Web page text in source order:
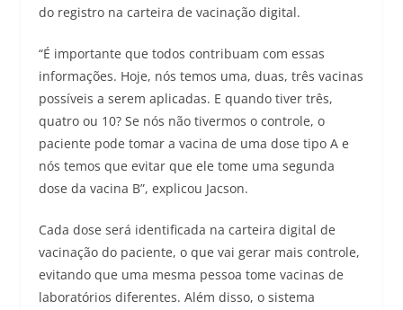
do registro na carteira de vacinação digital.
“É importante que todos contribuam com essas
informações. Hoje, nós temos uma, duas, três vacinas
possíveis a serem aplicadas. E quando tiver três,
quatro ou 10? Se nós não tivermos o controle, o
paciente pode tomar a vacina de uma dose tipo A e
nós temos que evitar que ele tome uma segunda
dose da vacina B”, explicou Jacson.
Cada dose será identificada na carteira digital de
vacinação do paciente, o que vai gerar mais controle,
evitando que uma mesma pessoa tome vacinas de
laboratórios diferentes. Além disso, o sistema